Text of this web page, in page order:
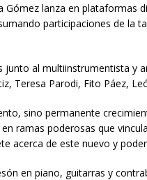
Gómez lanza en plataformas
participaciones de la
junto al multiinstrumentista y
Teresa Parodi, Fito Páez,
sino permanente
ramas poderosas que
acerca de este nuevo y
en piano, guitarras y